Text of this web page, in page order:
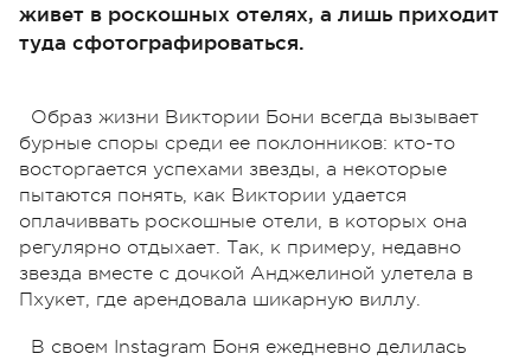
живет в роскошных отелях, а лишь приходит
туда сфотографироваться.
Образ жизни Виктории Бони всегда вызывает
бурные споры среди ее поклонников: кто-то
восторгается успехами звезды, а некоторые
пытаются понять, как Виктории удается
оплачиввать роскошные отели, в которых она
регулярно отдыхает. Так, к примеру, недавно
звезда вместе с дочкой Анджелиной улетела в
Пхукет, где арендовала шикарную виллу.
В своем Instagram Боня ежедневно делилась